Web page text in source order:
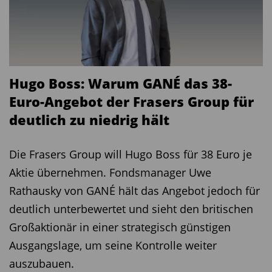
Die sogenannteJurisdiction ist dabei oft der
entscheidende Risikofaktor. Es ist ein
Unterschied, ob eine Mine bspw. in Mexiko oder
Kanada liegt. In Mexiko – dem größten
Silberproduzenten der Welt – sind
neue
Tagebauminen („Open Pit“) in mehreren
Regionen seit 2022 de facto untersagt
Genehmigungen werden kaum mehr erteilt,
Umweltauflagen und lokale Widerstände
bremsen Projekte. In Chile und Peru führen
Wasserknappheit, Sozialkonflikte und
wechselnde Regierungen regelmäßig zu
Verzögerungen
Ein warnendes Beispiel liefert die Geschichte von
Hugo Boss: Warum GANÉ das 38-
Euro-Angebot der Frasers Group für
deutlich zu niedrig hält
Die Frasers Group will Hugo Boss für 38 Euro je
Aktie übernehmen. Fondsmanager Uwe
Rathausky von GANÉ hält das Angebot jedoch für
deutlich unterbewertet und sieht den britischen
Großaktionär in einer strategisch günstigen
Ausgangslage, um seine Kontrolle weiter
auszubauen.